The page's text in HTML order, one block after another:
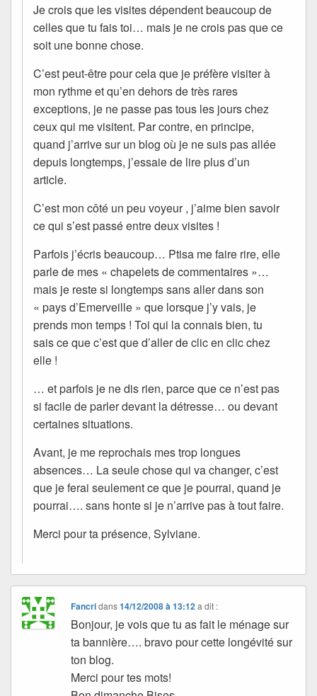
Je crois que les visites dépendent beaucoup de
celles que tu fais toi… mais je ne crois pas que ce
soit une bonne chose.
C’est peut-être pour cela que je préfère visiter à
mon rythme et qu’en dehors de très rares
exceptions, je ne passe pas tous les jours chez
ceux qui me visitent. Par contre, en principe,
quand j’arrive sur un blog où je ne suis pas allée
depuis longtemps, j’essaie de lire plus d’un
article.
C’est mon côté un peu voyeur , j’aime bien savoir
ce qui s’est passé entre deux visites !
Parfois j’écris beaucoup… Ptisa me faire rire, elle
parle de mes « chapelets de commentaires »…
mais je reste si longtemps sans aller dans son
« pays d’Emerveille » que lorsque j’y vais, je
prends mon temps ! Toi qui la connais bien, tu
sais ce que c’est que d’aller de clic en clic chez
elle !
… et parfois je ne dis rien, parce que ce n’est pas
si facile de parler devant la détresse… ou devant
certaines situations.
Avant, je me reprochais mes trop longues
absences… La seule chose qui va changer, c’est
que je ferai seulement ce que je pourrai, quand je
pourrai…. sans honte si je n’arrive pas à tout faire.
Merci pour ta présence, Sylviane.
Fancridans14/12/2008 à 13:12 a dit :
Bonjour, je vois que tu as fait le ménage sur
ta bannière…. bravo pour cette longévité sur
ton blog.
Merci pour tes mots!